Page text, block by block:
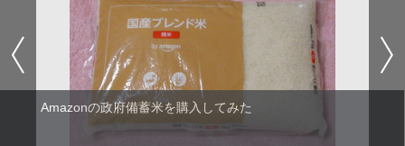
Amazonの政府備蓄米を購入してみた